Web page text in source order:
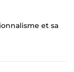
et sa